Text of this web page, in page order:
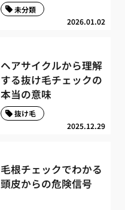
2026.01.02
未分類
ヘアサイクルから理解
する抜け毛チェックの
本当の意味
2025.12.29
抜け毛
毛根チェックでわかる
頭皮からの危険信号